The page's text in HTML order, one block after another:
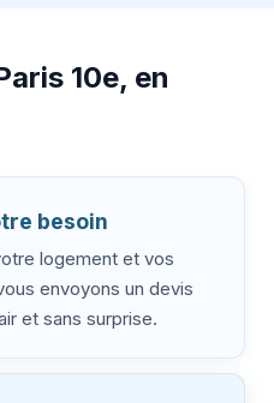
10e, en
besoin
logement et vos
envoyons un devis
et sans surprise.